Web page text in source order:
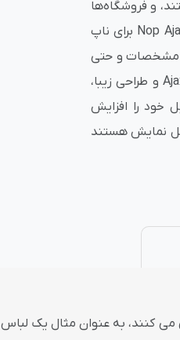
پلاگین های ارسال پیامک
و فروشگاه‌ها
نیز برای رقابت به ابزارهایی سریع و کاربردی نیاز دارند. افزونه Nop Ajax Filters برای ناپ
مشخصات و حتی
وضعیت فروش را در اختیار کاربران قرار می‌دهد. این افزونه با عملکرد Ajax و طراحی زیبا،
خود را افزایش
نمایش هستند
می کنند، به عنوان مثال یک لباس